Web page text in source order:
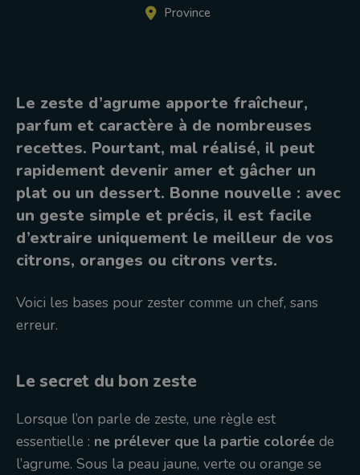
Province
Le zeste d’agrume apporte fraîcheur,
parfum et caractère à de nombreuses
recettes. Pourtant, mal réalisé, il peut
rapidement devenir amer et gâcher un
plat ou un dessert. Bonne nouvelle : avec
un geste simple et précis, il est facile
d’extraire uniquement le meilleur de vos
citrons, oranges ou citrons verts.
Voici les bases pour zester comme un chef, sans
erreur.
Le secret du bon zeste
Lorsque l’on parle de zeste, une règle est
essentielle : ne prélever que la partie colorée de
l’agrume. Sous la peau jaune, verte ou orange se